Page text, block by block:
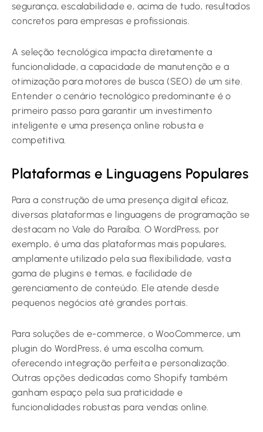
segurança, escalabilidade e, acima de tudo, resultados
concretos para empresas e profissionais.
A seleção tecnológica impacta diretamente a
funcionalidade, a capacidade de manutenção e a
otimização para motores de busca (SEO) de um site.
Entender o cenário tecnológico predominante é o
primeiro passo para garantir um investimento
inteligente e uma presença online robusta e
competitiva.
Plataformas e Linguagens Populares
Para a construção de uma presença digital eficaz,
diversas plataformas e linguagens de programação se
destacam no Vale do Paraíba. O WordPress, por
exemplo, é uma das plataformas mais populares,
amplamente utilizado pela sua flexibilidade, vasta
gama de plugins e temas, e facilidade de
gerenciamento de conteúdo. Ele atende desde
pequenos negócios até grandes portais.
Para soluções de e-commerce, o WooCommerce, um
plugin do WordPress, é uma escolha comum,
oferecendo integração perfeita e personalização.
Outras opções dedicadas como Shopify também
ganham espaço pela sua praticidade e
funcionalidades robustas para vendas online.